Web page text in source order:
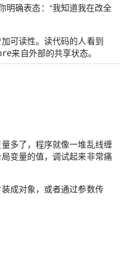
明确表态：“我知道我在改全
可读性。读代码的人看到
来自外部的共享状态。
多了，程序就像一堆乱线缠
变量的值，调试起来非常痛
成对象，或者通过参数传